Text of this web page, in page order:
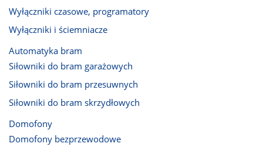
Wyłączniki czasowe, programatory
Wyłączniki i ściemniacze
Automatyka bram
Siłowniki do bram garażowych
Siłowniki do bram przesuwnych
Siłowniki do bram skrzydłowych
Domofony
Domofony bezprzewodowe